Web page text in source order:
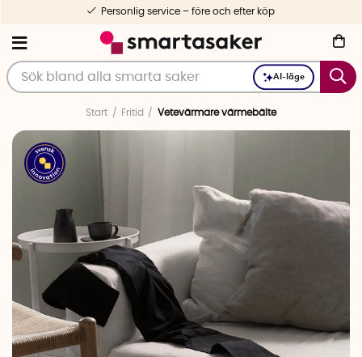
AI-läge
Personlig service – före och efter köp
Start Fritid Vetevärmare värmebälte